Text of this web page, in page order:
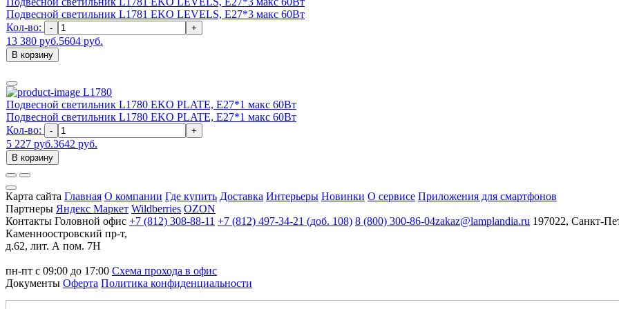
Подвесной светильник L1781 EKO LEVELS, Е27*3 макс 60Вт
Кол-во:
- +
13 380 руб.5604 руб.
В корзину
L1780
Подвесной светильник L1780 EKO PLATE, Е27*1 макс 60Вт
Подвесной светильник L1780 EKO PLATE, Е27*1 макс 60Вт
Кол-во:
- +
5 227 руб.3642 руб.
В корзину
Карта сайта Главная О компании Где купить Доставка Интерьеры Новинки О сервисе Приложения для смартфонов
Партнеры Яндекс Маркет Wildberries OZON
Контакты Головной офис +7 (812) 308-88-11 +7 (812) 497-34-21 (доб. 108) 8 (800) 300-86-04zakaz@lamplandia.ru 197022, Санкт-
Каменноостровский пр-т,
д.62, лит. А пом. 7Н
пн-пт с 09:00 до 17:00 Схема прохода в офис
Документы Оферта Политика конфиденциальности